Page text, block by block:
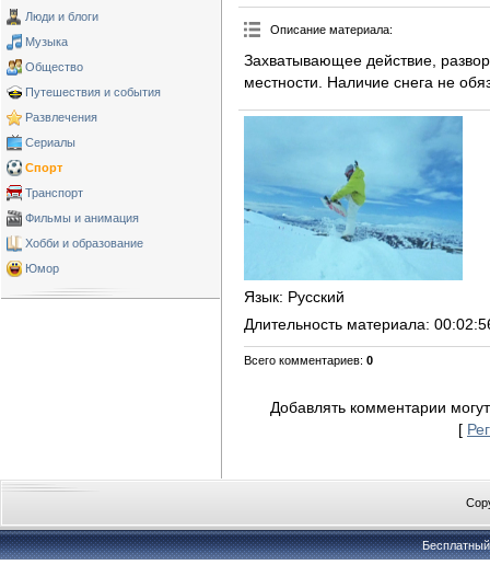
Люди и блоги
Музыка
Общество
Путешествия и события
Развлечения
Сериалы
Спорт
Транспорт
Фильмы и анимация
Хобби и образование
Юмор
Описание материала:
Захватывающее действие,
местности. Наличие снега не
Язык: Русский
Длительность материала:
Всего комментариев: 0
Добавлять комментарии
[